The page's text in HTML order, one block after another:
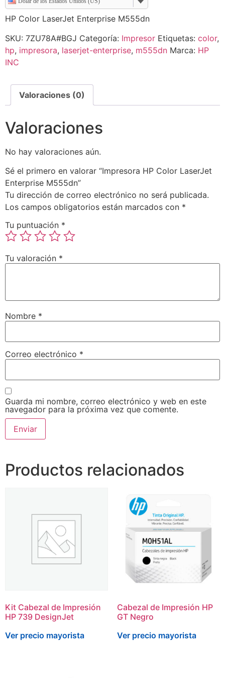
HP Color LaserJet Enterprise M555dn
SKU: 7ZU78A#BGJ Categoría: Impresor Etiquetas: color,
hp, impresora, laserjet-enterprise, m555dn Marca: HP
INC
Valoraciones (0)
Valoraciones
No hay valoraciones aún.
Sé el primero en valorar “Impresora HP Color LaserJet
Enterprise M555dn”
Tu dirección de correo electrónico no será publicada.
Los campos obligatorios están marcados con *
Tu puntuación *
Tu valoración *
Nombre *
Correo electrónico *
Guarda mi nombre, correo electrónico y web en este
navegador para la próxima vez que comente.
Productos relacionados
Kit Cabezal de Impresión
HP 739 DesignJet
Ver precio mayorista
Cabezal de Impresión HP
GT Negro
Ver precio mayorista